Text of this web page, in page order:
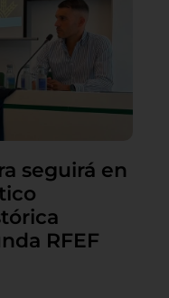
seguirá en
RFEF